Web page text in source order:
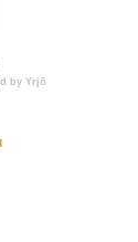
by Yrjö